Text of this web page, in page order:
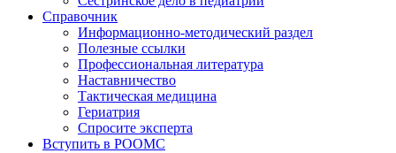
Справочник
Информационно-методический раздел
Полезные ссылки
Профессиональная литература
Наставничество
Тактическая медицина
Гериатрия
Спросите эксперта
Вступить в РООМС